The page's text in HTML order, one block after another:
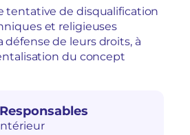
tentative de disqualification
et religieuses
défense de leurs droits, à
du concept